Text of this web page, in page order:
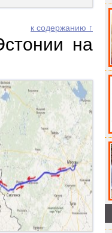
к содержанию ↑
на